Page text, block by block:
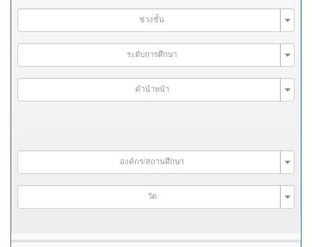
ช่วงชั้น
ระดับการศึกษา
คำนำหน้า
องค์กร/สถานศึกษา
วัด